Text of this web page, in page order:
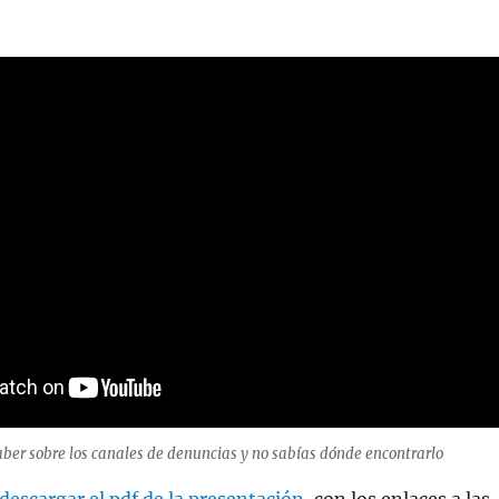
sobre los canales de denuncias y no sabías dónde encontrarlo